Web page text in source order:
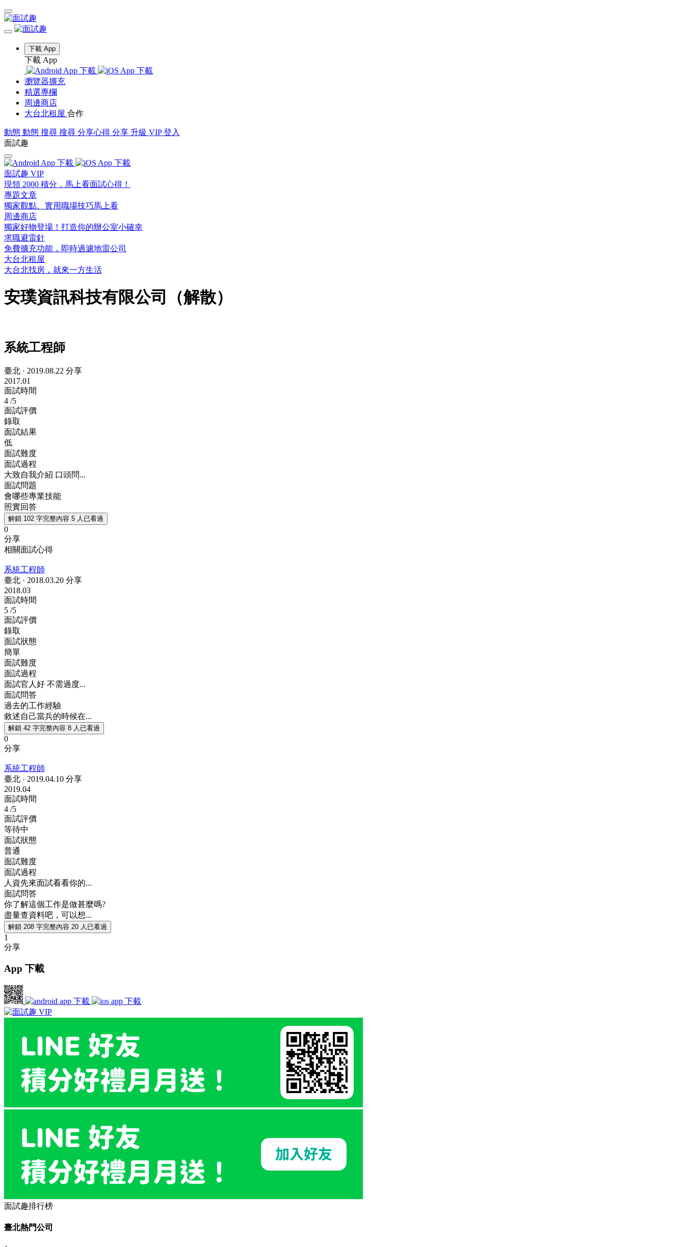
下載 App
下載 App
瀏覽器擴充
精選專欄
周邊商店
大台北租屋 合作
動態 動態 搜尋 搜尋 分享心得 分享 升級 VIP 登入
面試趣
面試趣 VIP
現領 2000 積分，馬上看面試心得！
專題文章
獨家觀點、實用職場技巧馬上看
周邊商店
獨家好物登場！打造你的辦公室小確幸
求職避雷針
免費擴充功能，即時過濾地雷公司
大台北租屋
大台北找房，就來一方生活
安璞資訊科技有限公司（解散）
系統工程師
臺北 · 2019.08.22 分享
2017.01
面試時間
4 /5
面試評價
錄取
面試結果
低
面試難度
面試過程
大致自我介紹 口頭問...
面試問題
會哪些專業技能
照實回答
解鎖 102 字完整內容 5 人已看過
0
分享
相關面試心得
系統工程師
臺北 · 2018.03.20 分享
2018.03
面試時間
5 /5
面試評價
錄取
面試狀態
簡單
面試難度
面試過程
面試官人好 不需過度...
面試問答
過去的工作經驗
敘述自己當兵的時候在...
解鎖 42 字完整內容 8 人已看過
0
分享
系統工程師
臺北 · 2019.04.10 分享
2019.04
面試時間
4 /5
面試評價
等待中
面試狀態
普通
面試難度
面試過程
人資先來面試看看你的...
面試問答
你了解這個工作是做甚麼嗎?
盡量查資料吧，可以想...
解鎖 208 字完整內容 20 人已看過
1
分享
App 下載
面試趣排行榜
臺北熱門公司